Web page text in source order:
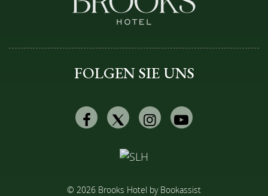
FOLGEN SIE UNS
Facebook
TwitterInstagramYoutube
© 2026 Brooks Hotel by Bookassist